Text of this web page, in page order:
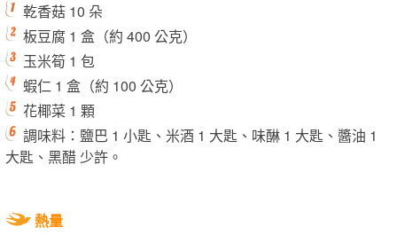
乾香菇 10 朵
板豆腐 1 盒（約 400 公克）
玉米筍 1 包
蝦仁 1 盒（約 100 公克）
花椰菜 1 顆
調味料：鹽巴 1 小匙、米酒 1 大匙、味醂 1 大匙、醬油 1
大匙、黑醋 少許。
熱量